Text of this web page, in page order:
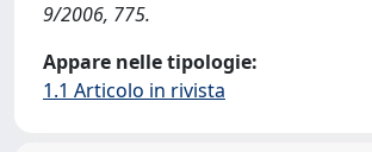
9/2006, 775.
Appare nelle tipologie:
1.1 Articolo in rivista